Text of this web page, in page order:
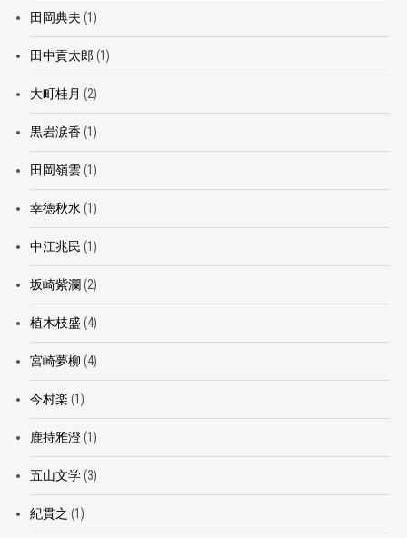
田岡典夫 (1)
田中貢太郎 (1)
大町桂月 (2)
黒岩涙香(1)
田岡嶺雲(1)
幸徳秋水 (1)
中江兆民 (1)
坂崎紫瀾(2)
植木枝盛 (4)
宮崎夢柳 (4)
今村楽 (1)
鹿持雅澄(1)
五山文学(3)
紀貫之 (1)